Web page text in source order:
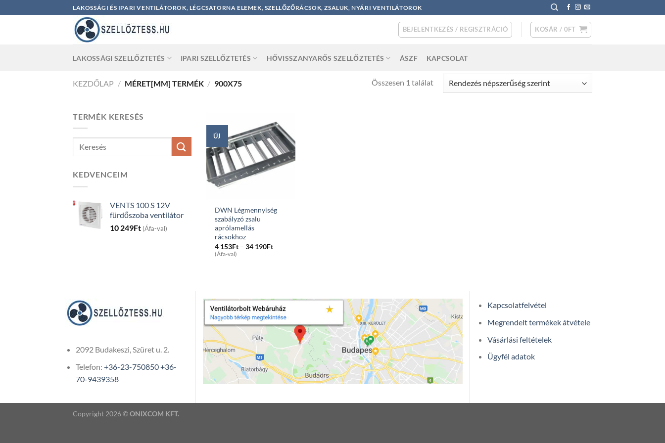
to
LAKOSSÁGI ÉS IPARI VENTILÁTOROK, LÉGCSATORNA ELEMEK, SZELLŐZŐRÁCSOK, ZSALUK, NYÁRI VENTILÁTOROK
BEJELENTKEZÉS / REGISZTRÁCIÓ KOSÁR / 0FT
LAKOSSÁGI SZELLŐZTETÉS IPARI SZELLŐZTETÉS HŐVISSZANYARŐS SZELLŐZTETÉS ÁSZF KAPCSOLAT
KEZDŐLAP / MÉRET[MM] TERMÉK / 900X75 Összesen 1 találat
TERMÉK KERESÉS
KEDVENCEIM
VENTS 100 S 12V
fürdőszoba ventilátor
10 249Ft (Áfa-val)
ÚJ
DWN Légmennyiség
szabályzó zsalu
aprólamellás
rácsokhoz
4 153Ft – 34 190FtPrice
(Áfa-val)
2092 Budakeszi, Szüret u. 2.
Telefon: +36-23-750850+36-
70-9439358
Kapcsolatfelvétel
Megrendelt termékek átvétele
Vásárlási feltételek
Ügyfél adatok
Copyright 2026 ©ONIXCOM KFT.